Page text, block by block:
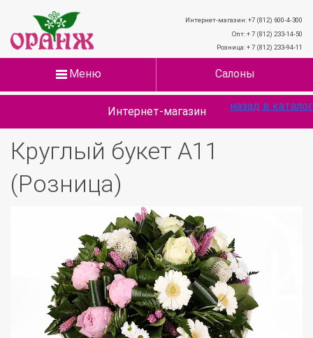
Интернет-магазин: +7 (812) 600-4-300
Опт: + 7 (812) 233-14-50
Розница: + 7 (812) 233-94-11
Меню Салоны
Интернет-магазин
Круглый букет А11
(Розница)
назад в каталог